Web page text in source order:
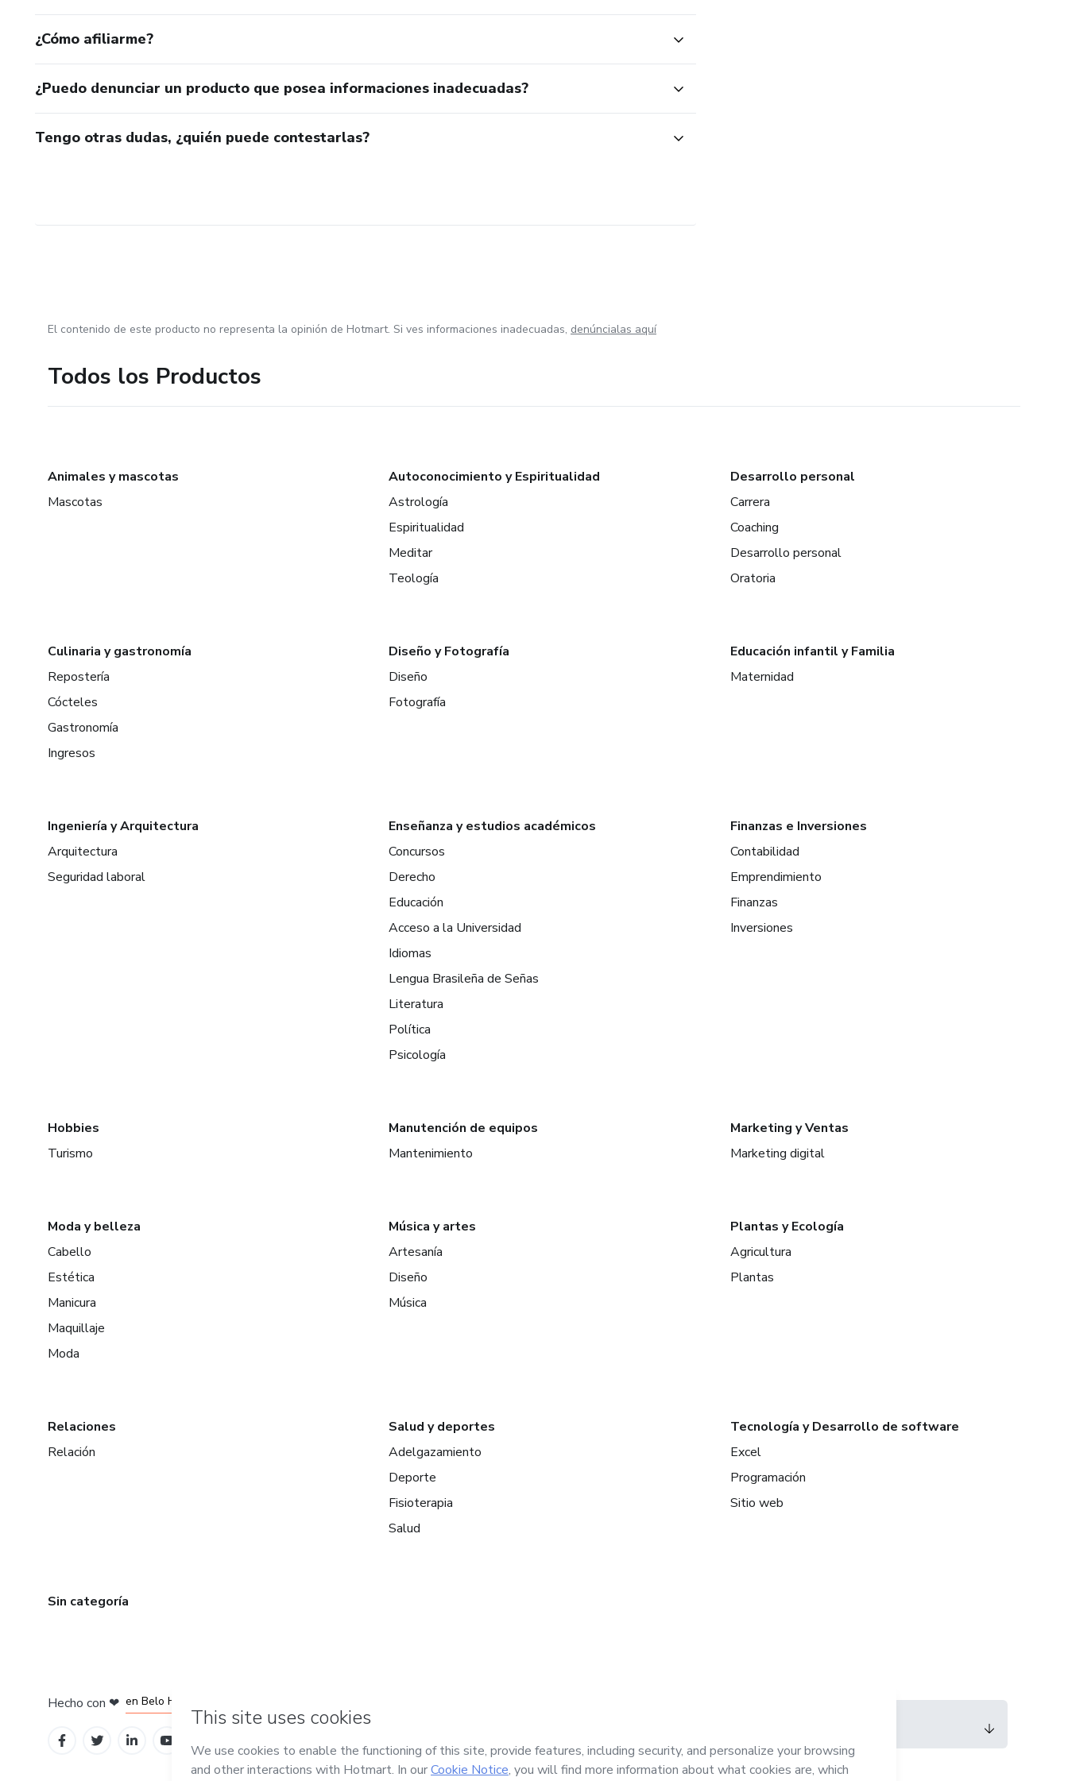
¿Cómo afiliarme?
¿Puedo denunciar un producto que posea informaciones inadecuadas?
Tengo otras dudas, ¿quién puede contestarlas?
El contenido de este producto no representa la opinión de Hotmart. Si ves informaciones inadecuadas, denúncialas aquí
Todos los Productos
Animales y mascotas
Mascotas
Autoconocimiento y Espiritualidad
Astrología
Espiritualidad
Meditar
Teología
Desarrollo personal
Carrera
Coaching
Desarrollo personal
Oratoria
Culinaria y gastronomía
Repostería
Cócteles
Gastronomía
Ingresos
Diseño y Fotografía
Diseño
Fotografía
Educación infantil y Familia
Maternidad
Ingeniería y Arquitectura
Arquitectura
Seguridad laboral
Enseñanza y estudios académicos
Concursos
Derecho
Educación
Acceso a la Universidad
Idiomas
Lengua Brasileña de Señas
Literatura
Política
Psicología
Finanzas e Inversiones
Contabilidad
Emprendimiento
Finanzas
Inversiones
Hobbies
Turismo
Manutención de equipos
Mantenimiento
Marketing y Ventas
Marketing digital
Moda y belleza
Cabello
Estética
Manicura
Maquillaje
Moda
Música y artes
Artesanía
Diseño
Música
Plantas y Ecología
Agricultura
Plantas
Relaciones
Relación
Salud y deportes
Adelgazamiento
Deporte
Fisioterapia
Salud
Tecnología y Desarrollo de software
Excel
Programación
Sitio web
Sin categoría
Hecho con ❤ en Belo Horizonte